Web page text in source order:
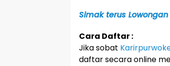
Simak terus
Cara Daftar :
Jika sobat
daftar secara online